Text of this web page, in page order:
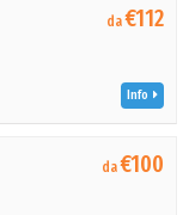
da€112
Info
da€100